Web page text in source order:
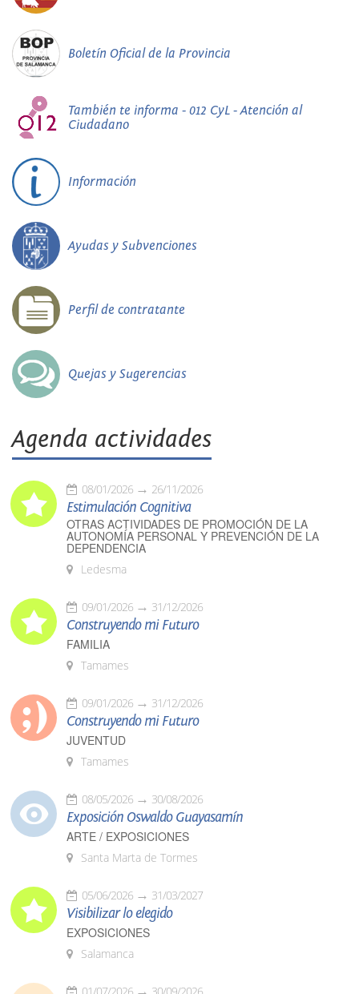
Boletín Oficial de la Provincia
También te informa - 012 CyL - Atención al
Ciudadano
Información
Ayudas y Subvenciones
Perfil de contratante
Quejas y Sugerencias
Agenda actividades
08/01/2026 26/11/2026
Estimulación Cognitiva
OTRAS ACTIVIDADES DE PROMOCIÓN DE LA
AUTONOMÍA PERSONAL Y PREVENCIÓN DE LA
DEPENDENCIA
Ledesma
09/01/2026 31/12/2026
Construyendo mi Futuro
FAMILIA
Tamames
09/01/2026 31/12/2026
Construyendo mi Futuro
JUVENTUD
Tamames
08/05/2026 30/08/2026
Exposición Oswaldo Guayasamín
ARTE / EXPOSICIONES
Santa Marta de Tormes
05/06/2026 31/03/2027
Visibilizar lo elegido
EXPOSICIONES
Salamanca